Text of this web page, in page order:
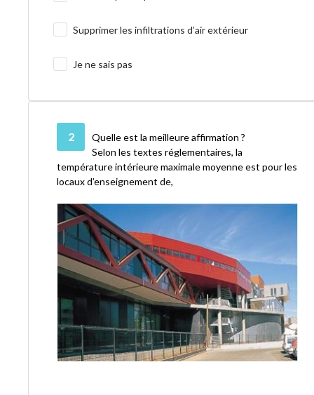
Supprimer les infiltrations d’air extérieur
Je ne sais pas
2
Quelle est la meilleure affirmation ?
Selon les textes réglementaires, la
température intérieure maximale moyenne est pour les
locaux d’enseignement de,